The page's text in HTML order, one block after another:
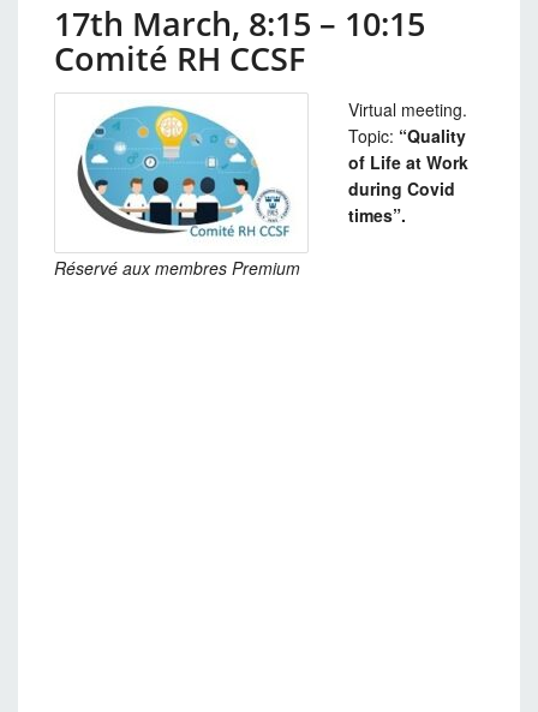
17th March, 8:15 – 10:15
Comité RH CCSF
Virtual meeting.
Topic: “Quality
of Life at Work
during Covid
times”.
Réservé aux membres Premium